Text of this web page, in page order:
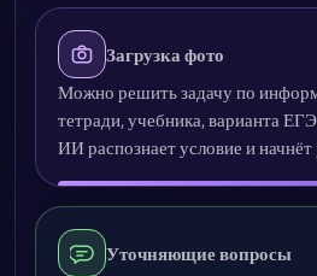
Загрузка фото
Можно решить задачу по
тетради, учебника, варианта
ИИ распознает условие и начнёт
Уточняющие вопросы